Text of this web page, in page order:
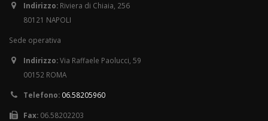
Indirizzo: Riviera di Chiaia, 256
80121 NAPOLI
Sede operativa
Indirizzo:Via Raffaele Paolucci, 59
00152 ROMA
Telefono: 06.58205960
Fax: 06.58202203